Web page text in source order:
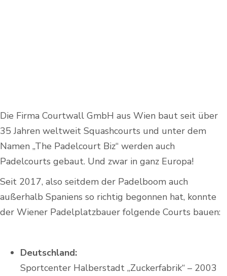
Die Firma Courtwall GmbH aus Wien baut seit über
35 Jahren weltweit Squashcourts und unter dem
Namen „The Padelcourt Biz“ werden auch
Padelcourts gebaut. Und zwar in ganz Europa!
Seit 2017, also seitdem der Padelboom auch
außerhalb Spaniens so richtig begonnen hat, konnte
der Wiener Padelplatzbauer folgende Courts bauen:
Deutschland:
Sportcenter Halberstadt „Zuckerfabrik“ – 2003